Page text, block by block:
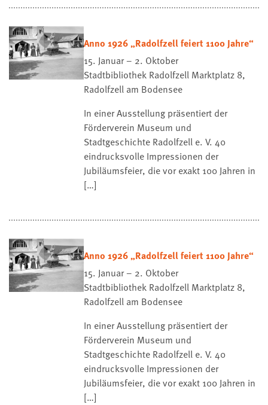
Anno 1926 „Radolfzell feiert 1100 Jahre“
15. Januar – 2. Oktober
Stadtbibliothek Radolfzell Marktplatz 8,
Radolfzell am Bodensee
In einer Ausstellung präsentiert der
Förderverein Museum und
Stadtgeschichte Radolfzell e. V. 40
eindrucksvolle Impressionen der
Jubiläumsfeier, die vor exakt 100 Jahren in
[…]
Anno 1926 „Radolfzell feiert 1100 Jahre“
15. Januar – 2. Oktober
Stadtbibliothek Radolfzell Marktplatz 8,
Radolfzell am Bodensee
In einer Ausstellung präsentiert der
Förderverein Museum und
Stadtgeschichte Radolfzell e. V. 40
eindrucksvolle Impressionen der
Jubiläumsfeier, die vor exakt 100 Jahren in
[…]